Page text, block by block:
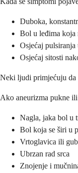
Duboka,
Bol u leđima koja
Osjećaj
Osjećaj sitosti
Neki ljudi primjećuju da
Ako aneurizma pukne
Nagla, jaka bol u
Bol koja se širi u
Vrtoglavica ili
Ubrzan rad srca
Znojenje i